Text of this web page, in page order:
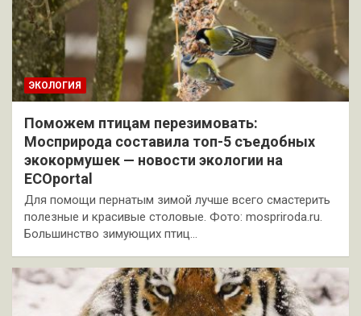
ЭКОЛОГИЯ
Поможем птицам перезимовать:
Мосприрода составила топ-5 съедобных
экокормушек — новости экологии на
ECOportal
Для помощи пернатым зимой лучше всего смастерить
полезные и красивые столовые. Фото: mospriroda.ru.
Большинство зимующих птиц…